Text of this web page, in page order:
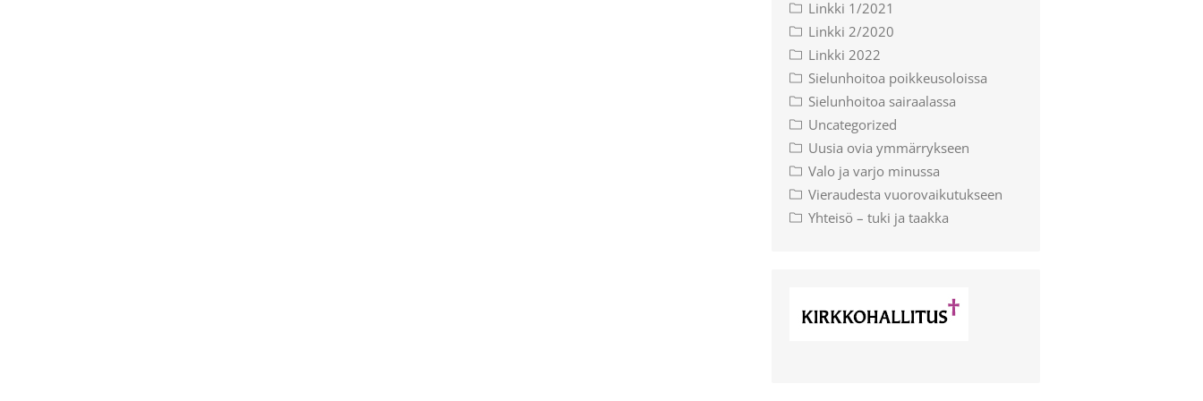
Linkki 1/2021
Linkki 2/2020
Linkki 2022
Sielunhoitoa poikkeusoloissa
Sielunhoitoa sairaalassa
Uncategorized
Uusia ovia ymmärrykseen
Valo ja varjo minussa
Vieraudesta vuorovaikutukseen
Yhteisö – tuki ja taakka